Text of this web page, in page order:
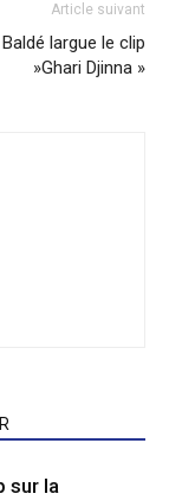
Article suivant
largue le clip
»Ghari Djinna »
sur la